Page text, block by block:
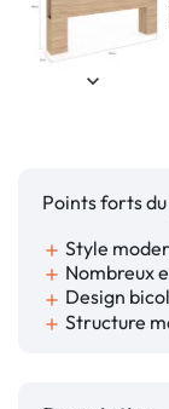
Points forts
add Style
add Nombreux
add Design
add Structure